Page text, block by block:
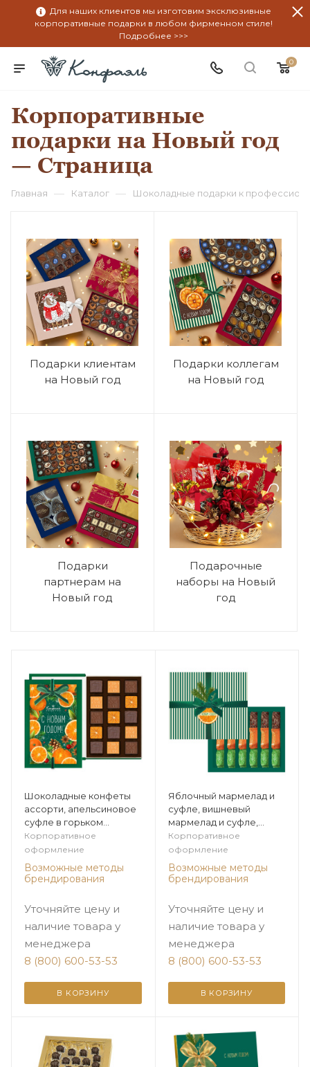
Для наших клиентов мы изготовим эксклюзивные
корпоративные подарки в любом фирменном стиле!
Подробнее >>>
0
Корпоративные
подарки на Новый год
— Страница
Главная — Каталог — Шоколадные подарки к
Подарки клиентам
на Новый год
Подарки коллегам
на Новый год
Подарки
партнерам на
Новый год
Подарочные
наборы на Новый
год
Шоколадные конфеты
ассорти, апельсиновое
суфле в горьком
шоколаде книга 130г из
коллекции Цитрусовая
зима
Корпоративное
оформление
Возможные методы
брендирования
Уточняйте цену и
наличие товара у
менеджера
8 (800) 600-53-53
В КОРЗИНУ
Яблочный мармелад и
суфле, вишневый
мармелад и суфле,
апельсиновый
мармелад и суфле в
горьком шоколаде 270г
из коллекции
Цитрусовая зима
Корпоративное
оформление
Возможные методы
брендирования
Уточняйте цену и
наличие товара у
менеджера
8 (800) 600-53-53
В КОРЗИНУ